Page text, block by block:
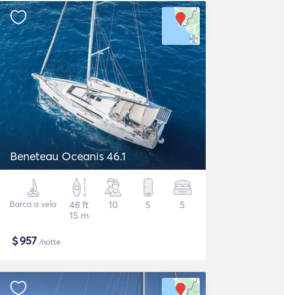
Beneteau Oceanis 46.1
Barca a vela
48 ft
15 m
10 5 5
$957 /notte